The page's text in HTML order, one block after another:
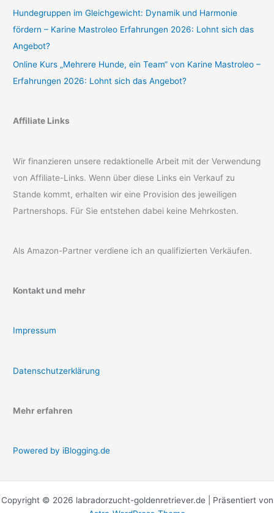
Hundegruppen im Gleichgewicht: Dynamik und Harmonie
fördern – Karine Mastroleo Erfahrungen 2026: Lohnt sich das
Angebot?
Online Kurs „Mehrere Hunde, ein Team“ von Karine Mastroleo –
Erfahrungen 2026: Lohnt sich das Angebot?
Affiliate Links
Wir finanzieren unsere redaktionelle Arbeit mit der Verwendung
von Affiliate-Links. Wenn über diese Links ein Verkauf zu
Stande kommt, erhalten wir eine Provision des jeweiligen
Partnershops. Für Sie entstehen dabei keine Mehrkosten.
Als Amazon-Partner verdiene ich an qualifizierten Verkäufen.
Kontakt und mehr
Impressum
Datenschutzerklärung
Mehr erfahren
Powered by iBlogging.de
Copyright © 2026 labradorzucht-goldenretriever.de | Präsentiert von